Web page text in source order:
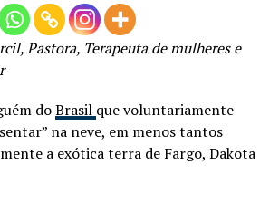
Pastora, Terapeuta de mulheres e
doBrasil que voluntariamente
na neve, em menos tantos
a exótica terra de Fargo, Dakota